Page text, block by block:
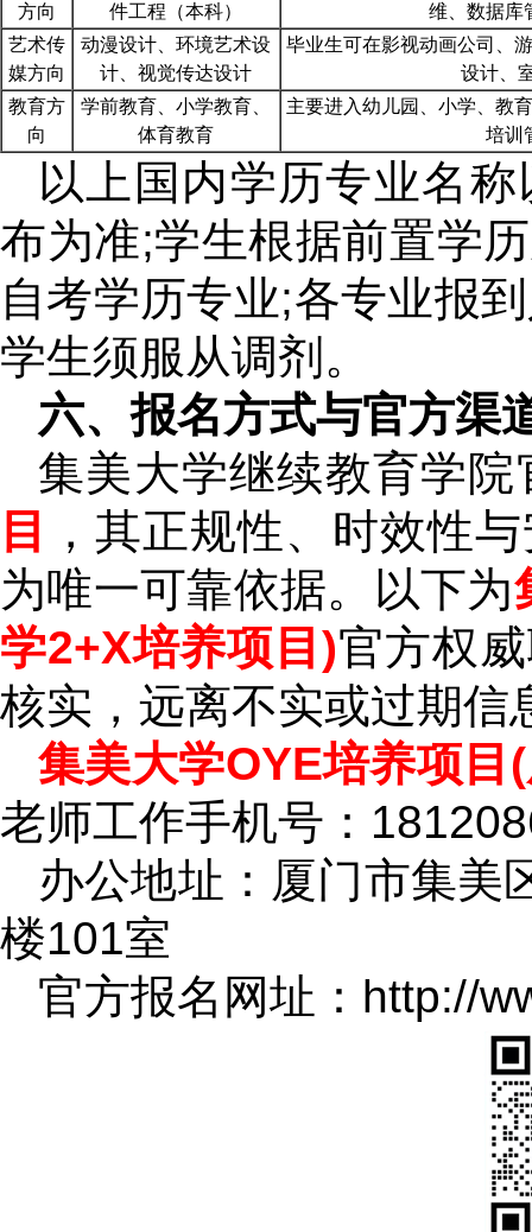
方向
件工程（本科）
维、数据库
艺术传
媒方向
动漫设计、环境艺术设
计、视觉传达设计
毕业生可在影视动画公司、
设计、
教育方
向
学前教育、小学教育、
体育教育
主要进入幼儿园、小学、教
培训
以上国内学历专业名
布为准;学生根据前置学
自考学历专业;各专业报
学生须服从调剂。
六、报名方式与官方渠
集美大学继续教育学院
目
，其正规性、时效性
为唯一可靠依据。以下为
学2+X培养项目)官方权
核实，远离不实或过期信
集美大学OYE培养项目
老师工作手机号：
办公地址：厦门市集美
楼101室
官方报名网址：http://